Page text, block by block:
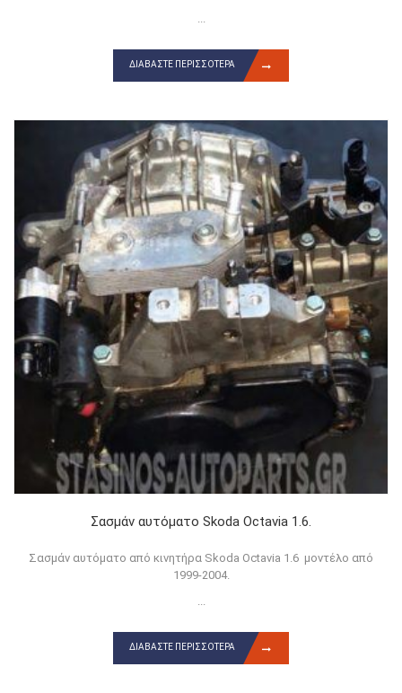
...
ΔΙΑΒΆΣΤΕ ΠΕΡΙΣΣΌΤΕΡΑ
Σασμάν αυτόματο Skoda Octavia 1.6.
Σασμάν αυτόματο από κινητήρα Skoda Octavia 1.6 μοντέλο από
1999-2004.
...
ΔΙΑΒΆΣΤΕ ΠΕΡΙΣΣΌΤΕΡΑ